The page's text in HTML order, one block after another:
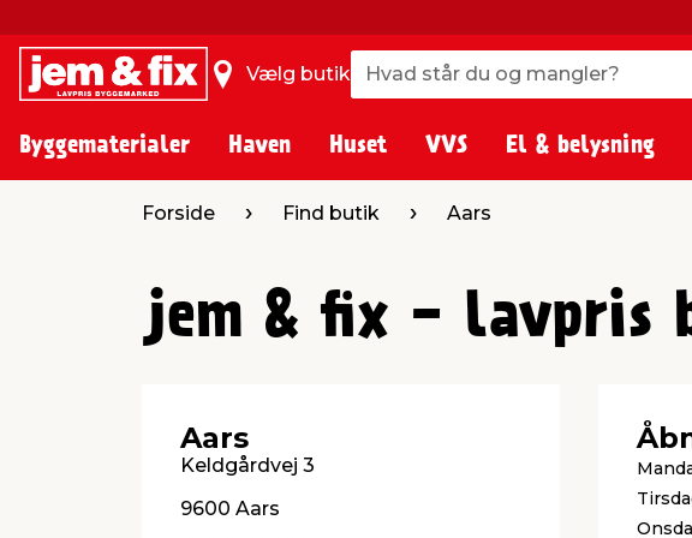
Vælg butik Hvad står du og mangler?
Hvad står du og mangler?
Byggematerialer Haven Huset VVS El & belysning
Forside Find butik Aars
jem & fix - lavpris
Aars
Keldgårdvej 3
9600 Aars